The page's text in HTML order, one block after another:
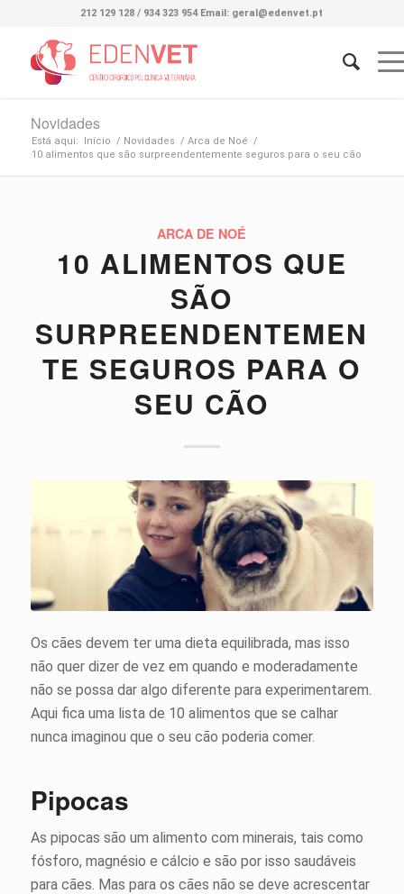
212 129 128 / 934 323 954 Email: geral@edenvet.pt
Novidades
Está aqui: Início / Novidades / Arca de Noé /
10 alimentos que são surpreendentemente seguros para o seu cão
ARCA DE NOÉ
10 ALIMENTOS QUE
SÃO
SURPREENDENTEMEN
TE SEGUROS PARA O
SEU CÃO
Os cães devem ter uma dieta equilibrada, mas isso
não quer dizer de vez em quando e moderadamente
não se possa dar algo diferente para experimentarem.
Aqui fica uma lista de 10 alimentos que se calhar
nunca imaginou que o seu cão poderia comer.
Pipocas
As pipocas são um alimento com minerais, tais como
fósforo, magnésio e cálcio e são por isso saudáveis
para cães. Mas para os cães não se deve acrescentar